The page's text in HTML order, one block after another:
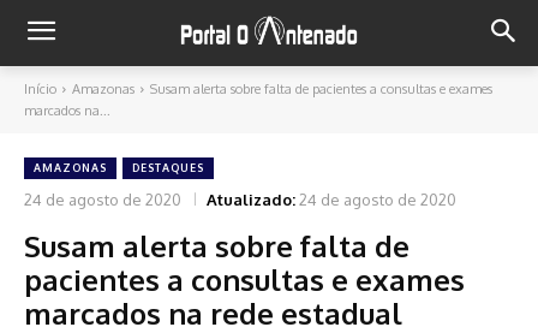
Início Amazonas
Susam alerta sobre falta de pacientes a consultas e exames
marcados na...
AMAZONAS DESTAQUES
24 de agosto de 2020 Atualizado:24 de agosto de 2020
Susam alerta sobre falta de
pacientes a consultas e exames
marcados na rede estadual